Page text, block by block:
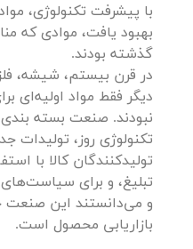
با پیشرفت تکنولوژی،
بهبود یافت، موادی که
گذشته بودند.
در قرن بیستم، شیشه،
دیگر فقط مواد اولیه‌ای
نبودند. صنعت بسته بندی
تکنولوژی روز، تولیدات
تولیدکنندگان کالا با
تبلیغ، و برای
و می‌دانستند این صنعت
بازاریابی محصول است.